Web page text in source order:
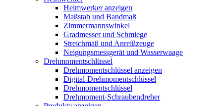
Heimwerker anzeigen
Maßstab und Bandmaß
Zimmermannswinkel
Gradmesser und Schmiege
Streichmaß und Anreißzeuge
Neigungsmessgerät und Wasserwaage
Drehmomentschlüssel
Drehmomentschlüssel anzeigen
Digital-Drehmomentschlüssel
Drehmomentschlüssel
Drehmoment-Schraubendreher